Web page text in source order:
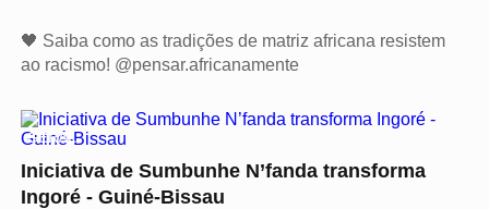
🖤 Saiba como as tradições de matriz africana resistem
ao racismo! @pensar.africanamente
GERAL
Iniciativa de Sumbunhe N’fanda transforma
Ingoré - Guiné-Bissau